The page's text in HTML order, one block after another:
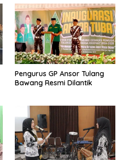
Pengurus GP Ansor Tulang
Bawang Resmi Dilantik